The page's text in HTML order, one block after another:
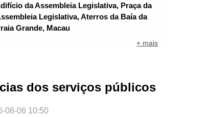
da Assembleia Legislativa, Praça da
Legislativa, Aterros da Baía da
Grande, Macau
+ mais
dos serviços públicos
08-06 10:50